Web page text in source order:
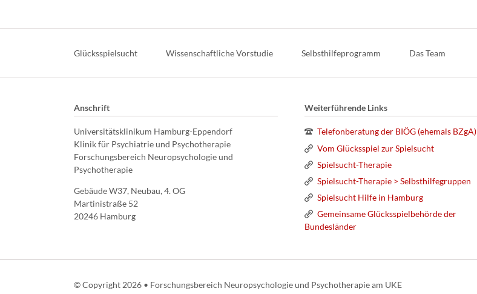
Glücksspielsucht Wissenschaftliche Vorstudie Selbsthilfeprogramm Das Team
Anschrift
Universitätsklinikum Hamburg-Eppendorf
Klinik für Psychiatrie und Psychotherapie
Forschungsbereich Neuropsychologie und
Psychotherapie
Gebäude W37, Neubau, 4. OG
Martinistraße 52
20246 Hamburg
Weiterführende Links
Telefonberatung der BIÖG (ehemals BZgA)
Vom Glücksspiel zur Spielsucht
Spielsucht-Therapie
Spielsucht-Therapie > Selbsthilfegruppen
Spielsucht Hilfe in Hamburg
Gemeinsame Glücksspielbehörde der
Bundesländer
© Copyright 2026 • Forschungsbereich Neuropsychologie und Psychotherapie am UKE